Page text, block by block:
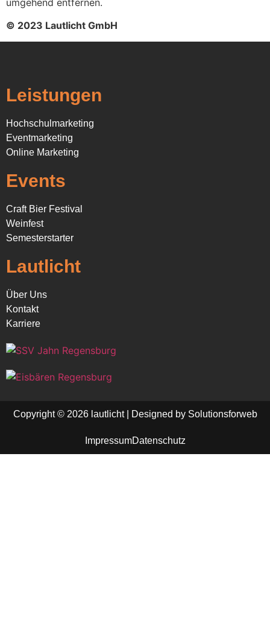
umgehend entfernen.
© 2023 Lautlicht GmbH
Leistungen
Hochschulmarketing
Eventmarketing
Online Marketing
Events
Craft Bier Festival
Weinfest
Semesterstarter
Lautlicht
Über Uns
Kontakt
Karriere
Copyright © 2026 lautlicht | Designed by Solutionsforweb
ImpressumDatenschutz